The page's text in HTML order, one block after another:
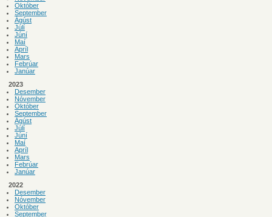
Október
September
Ágúst
Júlí
Júní
Maí
Apríl
Mars
Febrúar
Janúar
2023
Desember
Nóvember
Október
September
Ágúst
Júlí
Júní
Maí
Apríl
Mars
Febrúar
Janúar
2022
Desember
Nóvember
Október
September